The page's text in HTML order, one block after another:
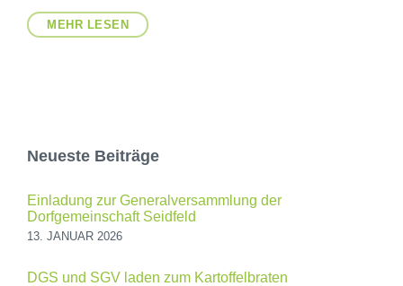
MEHR LESEN
Neueste Beiträge
Einladung zur Generalversammlung der
Dorfgemeinschaft Seidfeld
13. JANUAR 2026
DGS und SGV laden zum Kartoffelbraten